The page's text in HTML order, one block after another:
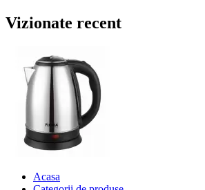
Vizionate recent
Acasa